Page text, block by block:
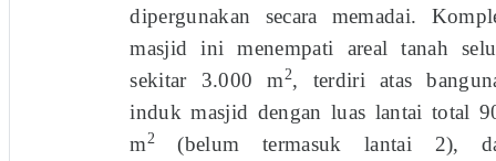
dipergunakan secara me­madai.
masjid ini menempati areal tanah
sekitar 3.000 m2, terdiri atas
induk masjid dengan luas lantai total
m2(belum termasuk lantai 2),